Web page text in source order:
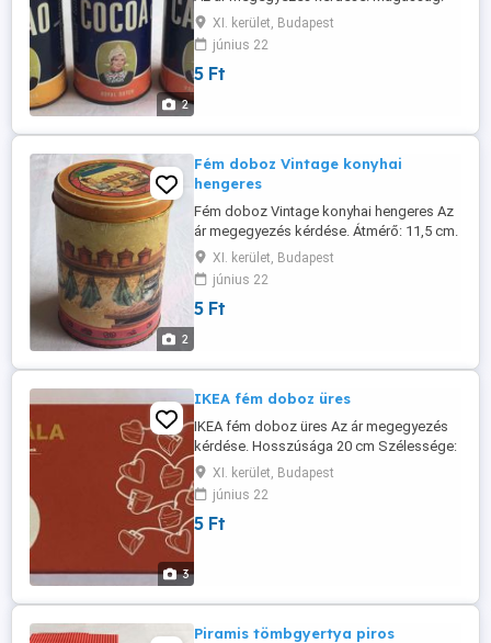
2
15 cm. Átmérő: 7,5 cm.
XI. kerület, Budapest
június 22
5 Ft
2
Fém doboz Vintage konyhai
hengeres
Fém doboz Vintage konyhai hengeres Az
ár megegyezés kérdése. Átmérő: 11,5 cm.
Magasság: 16,5 cm.
XI. kerület, Budapest
június 22
5 Ft
3
IKEA fém doboz üres
IKEA fém doboz üres Az ár megegyezés
kérdése. Hosszúsága 20 cm Szélessége:
10 cm Magassága: 8,5 cm
XI. kerület, Budapest
június 22
5 Ft
Piramis tömbgyertya piros